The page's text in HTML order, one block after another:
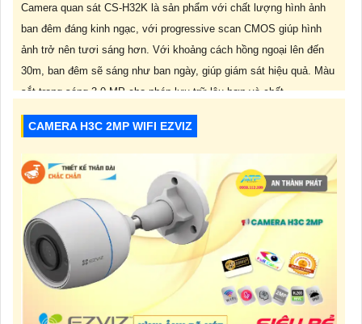
Camera quan sát CS-H32K là sản phẩm với chất lượng hình ảnh
ban đêm đáng kinh ngạc, với progressive scan CMOS giúp hình
ảnh trở nên tươi sáng hơn. Với khoảng cách hồng ngoại lên đến
30m, ban đêm sẽ sáng như ban ngày, giúp giám sát hiệu quả. Màu
sắt trong sáng 3.0 MP cho phép lưu trữ lâu hơn và chất
CAMERA H3C 2MP WIFI EZVIZ